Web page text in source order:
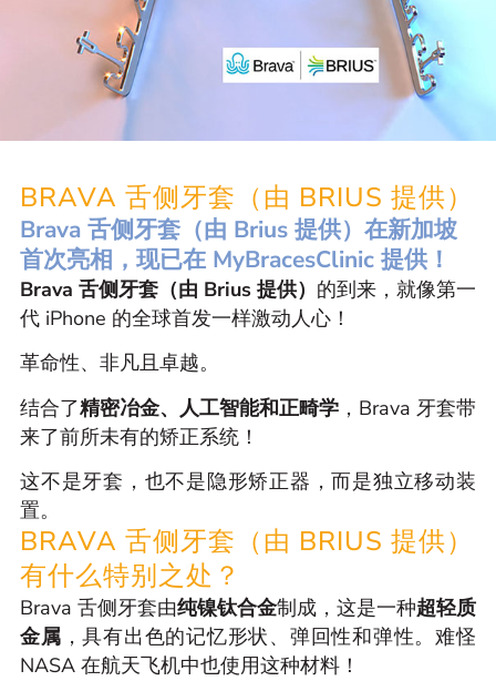
BRAVA 舌侧牙套（由 BRIUS 提供）
Brava 舌侧牙套（由 Brius 提供）在新加坡
首次亮相，现已在 MyBracesClinic 提供！
Brava 舌侧牙套（由 Brius 提供） 的到来，就像第一
代 iPhone 的全球首发一样激动人心！
革命性、非凡且卓越。
结合了精密冶金、人工智能和正畸学 ，Brava 牙套带
来了前所未有的矫正系统！
这不是牙套，也不是隐形矫正器，而是独立移动装
置。
BRAVA 舌侧牙套（由 BRIUS 提供）
有什么特别之处？
Brava 舌侧牙套由纯镍钛合金制成，这是一种超轻质
金属 ，具有出色的记忆形状、弹回性和弹性。难怪
NASA 在航天飞机中也使用这种材料！